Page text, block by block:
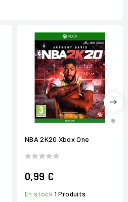
NBA 2K20 Xbox One
0,99 €
En stock 1 Produits